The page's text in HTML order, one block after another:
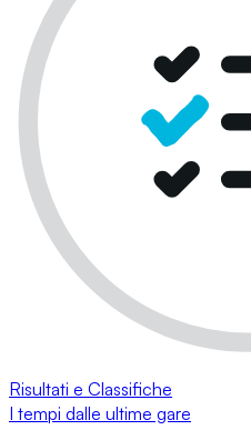
Risultati e Classifiche
I tempi dalle ultime gare